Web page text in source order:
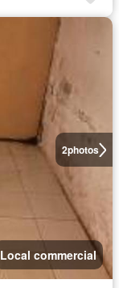
2photos
Local commercial